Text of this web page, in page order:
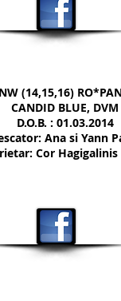
(14,15,16)
CANDID BLUE, DVM
D.O.B. : 01.03.2014
Ana si Yann
Cor